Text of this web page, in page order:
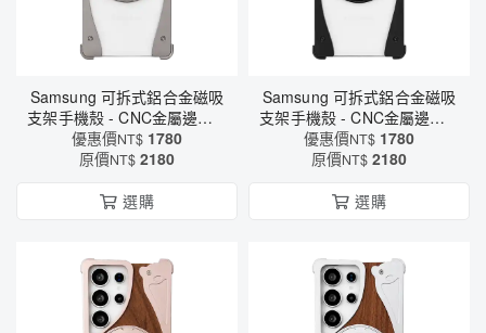
Samsung 可拆式鋁合金磁吸
支架手機殼 - CNC金屬邊框 ×
MagSafe磁吸 × 四角防摔保
護（6614）
優惠價NT$ 1780
原價NT$ 2180
選購
Samsung 可拆式鋁合金磁吸
支架手機殼 - CNC金屬邊框 ×
MagSafe磁吸 × 四角防摔保
護（6614）
優惠價NT$ 1780
原價NT$ 2180
選購